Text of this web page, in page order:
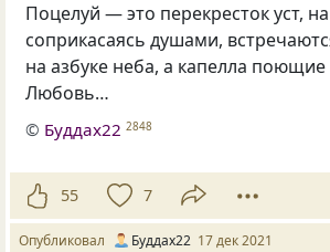
Поцелуй — это перекресток уст,
соприкасаясь душами,
на азбуке неба, а капелла поющие
Любовь…
© Буддах22 2848
55 7
Опубликовал Буддах22 17 дек 2021